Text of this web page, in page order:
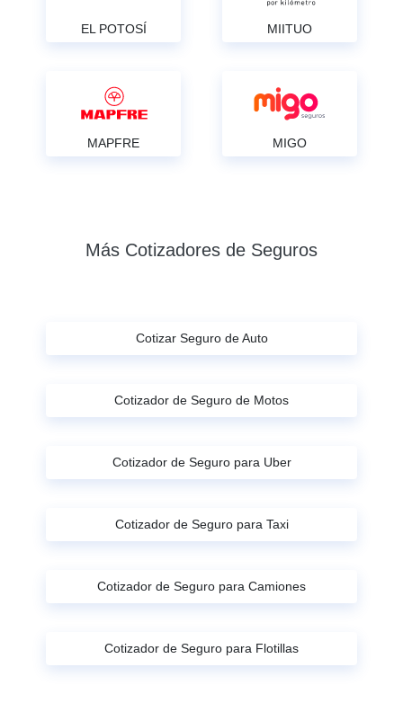
EL POTOSÍ MIITUO
MAPFRE MIGO
Más Cotizadores de Seguros
Cotizar Seguro de Auto
Cotizador de Seguro de Motos
Cotizador de Seguro para Uber
Cotizador de Seguro para Taxi
Cotizador de Seguro para Camiones
Cotizador de Seguro para Flotillas